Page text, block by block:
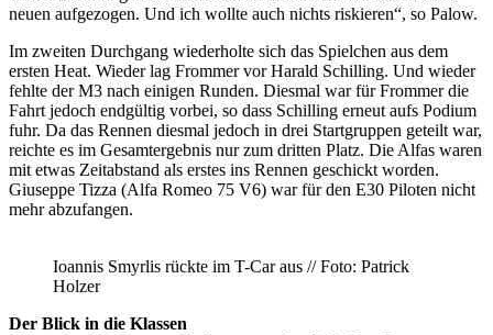
neuen aufgezogen. Und ich wollte auch nichts riskieren“, so Palow.
Im zweiten Durchgang wiederholte sich das Spielchen aus dem
ersten Heat. Wieder lag Frommer vor Harald Schilling. Und wieder
fehlte der M3 nach einigen Runden. Diesmal war für Frommer die
Fahrt jedoch endgültig vorbei, so dass Schilling erneut aufs Podium
fuhr. Da das Rennen diesmal jedoch in drei Startgruppen geteilt war,
reichte es im Gesamtergebnis nur zum dritten Platz. Die Alfas waren
mit etwas Zeitabstand als erstes ins Rennen geschickt worden.
Giuseppe Tizza (Alfa Romeo 75 V6) war für den E30 Piloten nicht
mehr abzufangen.
Ioannis Smyrlis rückte im T-Car aus // Foto: Patrick
Holzer
Der Blick in die Klassen